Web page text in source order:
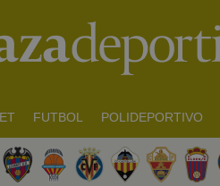
FUTBOL POLIDEPORTIVO